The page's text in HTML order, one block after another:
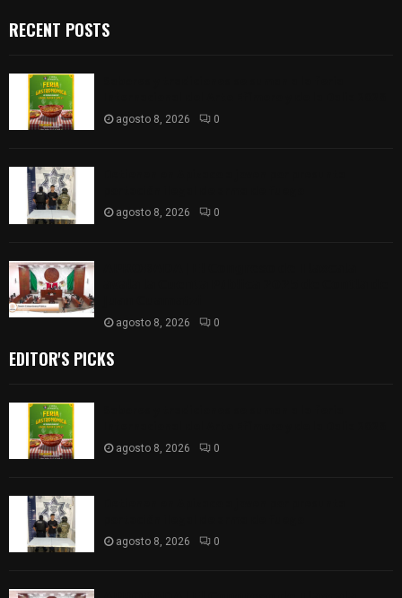
RECENT POSTS
agosto 8, 2026 0
agosto 8, 2026 0
agosto 8, 2026 0
EDITOR'S PICKS
agosto 8, 2026 0
agosto 8, 2026 0